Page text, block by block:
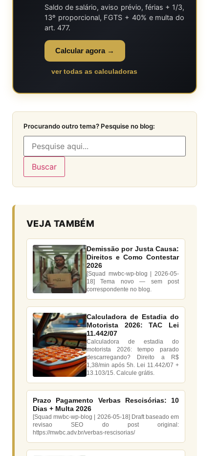
Saldo de salário, aviso prévio, férias + 1/3,
13º proporcional, FGTS + 40% e multa do
art. 477.
Calcular agora →
ver todas as calculadoras
Procurando outro tema? Pesquise no blog:
Buscar
VEJA TAMBÉM
Demissão por Justa Causa:
Direitos e Como Contestar
2026
[Squad mwbc-wp-blog | 2026-05-
18] Tema novo — sem post
correspondente no blog.
Calculadora de Estadia do
Motorista 2026: TAC Lei
11.442/07
Calculadora de estadia do
motorista 2026: tempo parado
descarregando? Direito a R$
1,38/min após 5h. Lei 11.442/07 +
13.103/15. Calcule grátis.
Prazo Pagamento Verbas Rescisórias: 10
Dias + Multa 2026
[Squad mwbc-wp-blog | 2026-05-18] Draft baseado em
revisao SEO do post original:
https://mwbc.adv.br/verbas-rescisorias/